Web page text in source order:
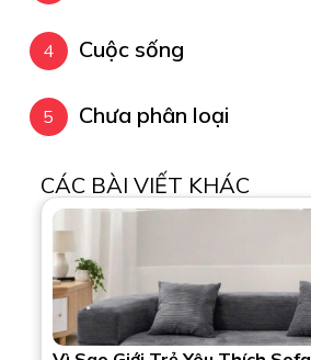
Cuộc sống
Chưa phân loại
CÁC BÀI VIẾT KHÁC